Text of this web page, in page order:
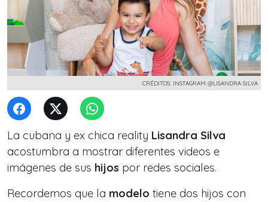
CRÉDITOS: INSTAGRAM @LISANDRA SILVA
La cubana y ex chica reality Lisandra Silva
acostumbra a mostrar diferentes videos e
imágenes de sus hijos por redes sociales.
Recordemos que la modelo tiene dos hijos con